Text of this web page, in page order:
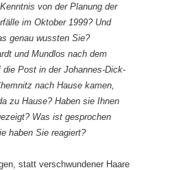
von der Planung der
im Oktober 1999? Und
genau wussten Sie?
und Mundlos nach dem
die Post in der Johannes-Dick-
nach Hause kamen,
zu Hause? Haben sie Ihnen
Was ist gesprochen
haben Sie reagiert?
statt verschwundener Haare